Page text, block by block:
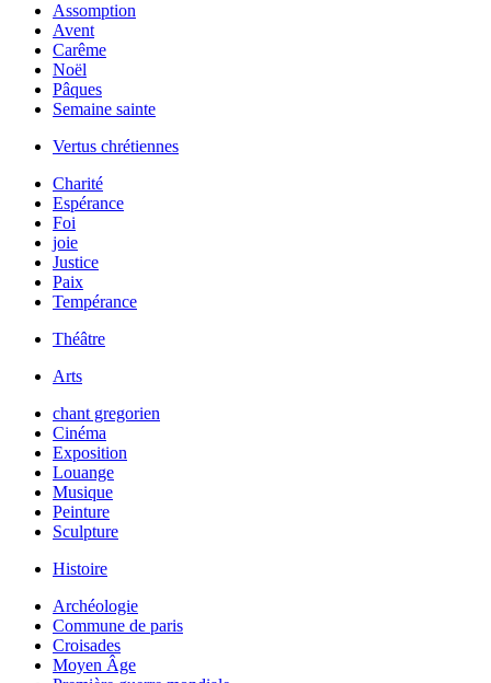
Assomption
Avent
Carême
Noël
Pâques
Semaine sainte
Vertus chrétiennes
Charité
Espérance
Foi
joie
Justice
Paix
Tempérance
Théâtre
Arts
chant gregorien
Cinéma
Exposition
Louange
Musique
Peinture
Sculpture
Histoire
Archéologie
Commune de paris
Croisades
Moyen Âge